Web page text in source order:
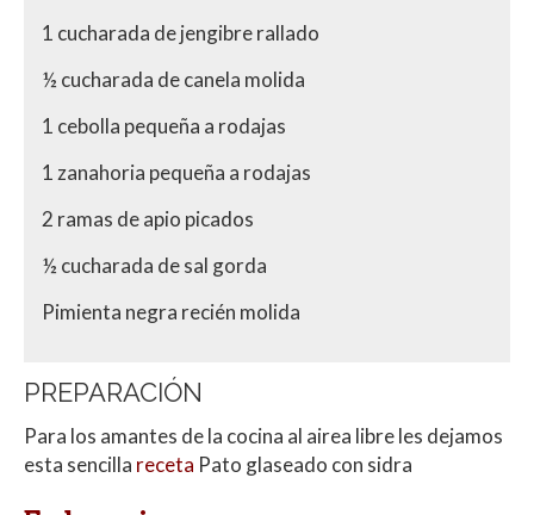
1 cucharada de jengibre rallado
½ cucharada de canela molida
1 cebolla pequeña a rodajas
1 zanahoria pequeña a rodajas
2 ramas de apio picados
½ cucharada de sal gorda
Pimienta negra recién molida
PREPARACIÓN
Para los amantes de la cocina al airea libre les dejamos
esta sencilla receta Pato glaseado con sidra